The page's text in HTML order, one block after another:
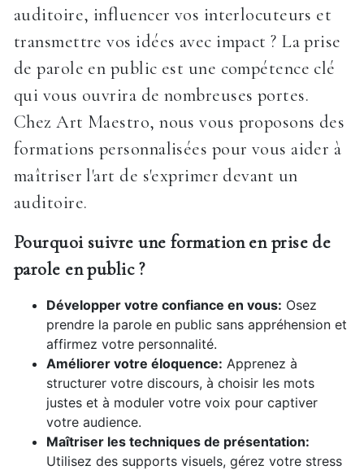
auditoire, influencer vos interlocuteurs et
transmettre vos idées avec impact ? La prise
de parole en public est une compétence clé
qui vous ouvrira de nombreuses portes.
Chez Art Maestro, nous vous proposons des
formations personnalisées pour vous aider à
maîtriser l'art de s'exprimer devant un
auditoire.
Pourquoi suivre une formation en prise de
parole en public ?
Développer votre confiance en vous: Osez
prendre la parole en public sans appréhension et
affirmez votre personnalité.
Améliorer votre éloquence: Apprenez à
structurer votre discours, à choisir les mots
justes et à moduler votre voix pour captiver
votre audience.
Maîtriser les techniques de présentation:
Utilisez des supports visuels, gérez votre stress